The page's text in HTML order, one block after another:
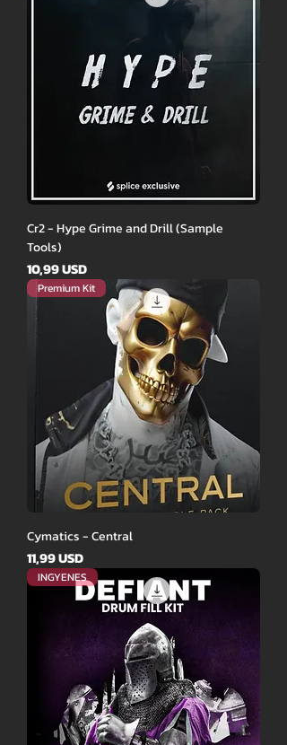
Cr2 - Hype Grime and Drill (Sample
Tools)
Ár
10,99 USD
Premium Kit
Cymatics - Central
Ár
11,99 USD
INGYENES